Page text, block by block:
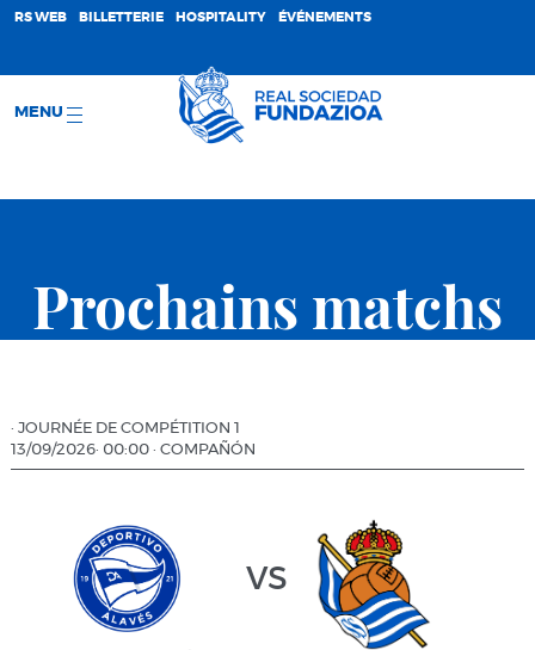
RS WEB BILLETTERIE HOSPITALITY ÉVÉNEMENTS
MENU
Prochains matchs
· JOURNÉE DE COMPÉTITION 1
13/09/2026· 00:00 · COMPAÑÓN
vs